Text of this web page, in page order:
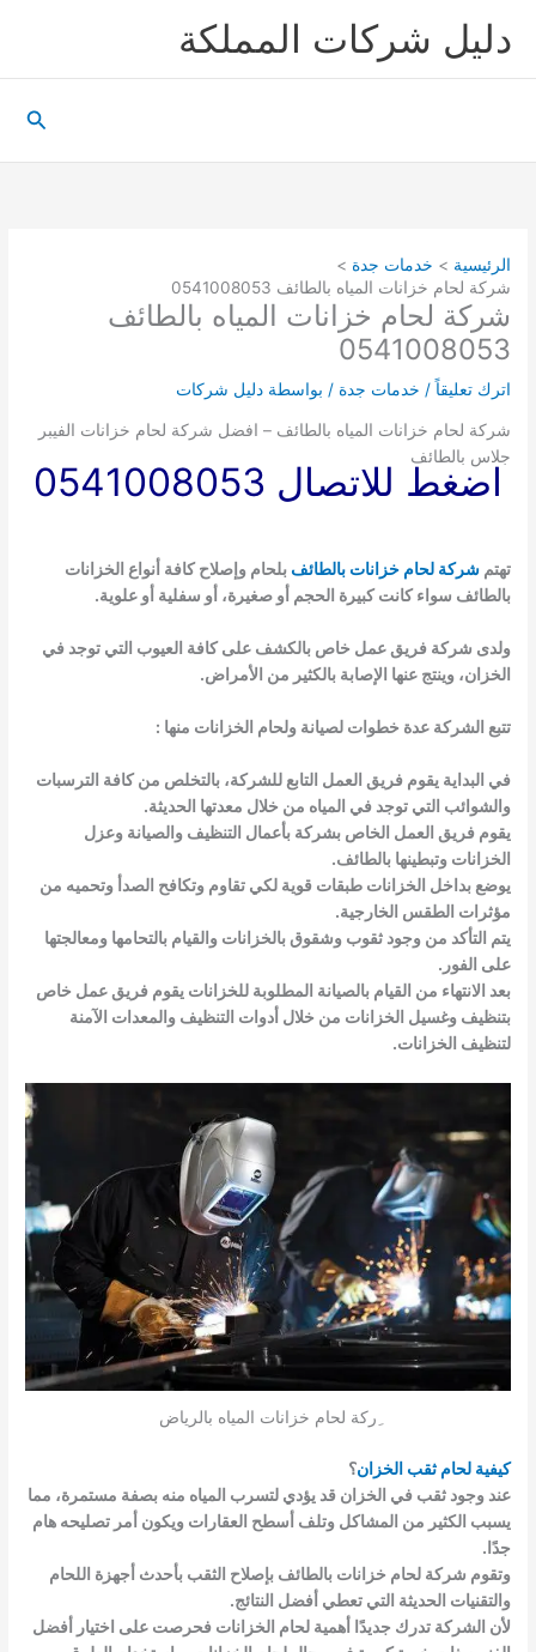
دليل شركات المملكة
الرئيسية
خدمات جدة
شركة لحام خزانات المياه بالطائف 0541008053
شركة لحام خزانات المياه بالطائف
0541008053
اترك تعليقاً / خدمات جدة / بواسطة دليل شركات
شركة لحام خزانات المياه بالطائف – افضل شركة لحام خزانات الفيبر
جلاس بالطائف
اضغط للاتصال 0541008053
تهتمشركة لحام خزانات بالطائف بلحام وإصلاح كافة أنواع الخزانات
بالطائف سواء كانت كبيرة الحجم أو صغيرة، أو سفلية أو علوية.
ولدى شركة فريق عمل خاص بالكشف على كافة العيوب التي توجد في
الخزان، وينتج عنها الإصابة بالكثير من الأمراض.
تتبع الشركة عدة خطوات لصيانة ولحام الخزانات منها :
في البداية يقوم فريق العمل التابع للشركة، بالتخلص من كافة الترسبات
والشوائب التي توجد في المياه من خلال معدتها الحديثة.
يقوم فريق العمل الخاص بشركة بأعمال التنظيف والصيانة وعزل
الخزانات وتبطينها بالطائف.
يوضع بداخل الخزانات طبقات قوية لكي تقاوم وتكافح الصدأ وتحميه من
مؤثرات الطقس الخارجية.
يتم التأكد من وجود ثقوب وشقوق بالخزانات والقيام بالتحامها ومعالجتها
على الفور.
بعد الانتهاء من القيام بالصيانة المطلوبة للخزانات يقوم فريق عمل خاص
بتنظيف وغسيل الخزانات من خلال أدوات التنظيف والمعدات الآمنة
لتنظيف الخزانات.
ِركة لحام خزانات المياه بالرياض
كيفية لحام ثقب الخزان؟
عند وجود ثقب في الخزان قد يؤدي لتسرب المياه منه بصفة مستمرة، مما
يسبب الكثير من المشاكل وتلف أسطح العقارات ويكون أمر تصليحه هام
جدًا.
وتقوم شركة لحام خزانات بالطائف بإصلاح الثقب بأحدث أجهزة اللحام
والتقنيات الحديثة التي تعطي أفضل النتائج.
لأن الشركة تدرك جديدًا أهمية لحام الخزانات فحرصت على اختيار أفضل